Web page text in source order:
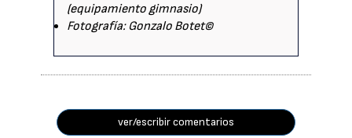
(equipamiento gimnasio)
Fotografía: Gonzalo Botet©
ver/escribir comentarios